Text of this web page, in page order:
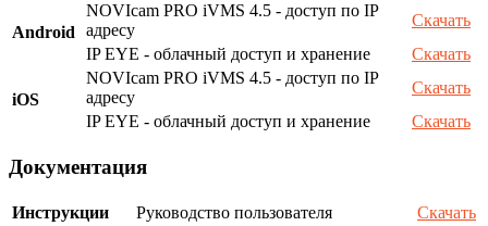
Android
NOVIcam PRO iVMS 4.5 - доступ по IP
адресу
Скачать
IP EYE - облачный доступ и хранение
Скачать
iOS
NOVIcam PRO iVMS 4.5 - доступ по IP
адресу
Скачать
IP EYE - облачный доступ и хранение
Скачать
Документация
Инструкции Руководство пользователя Скачать